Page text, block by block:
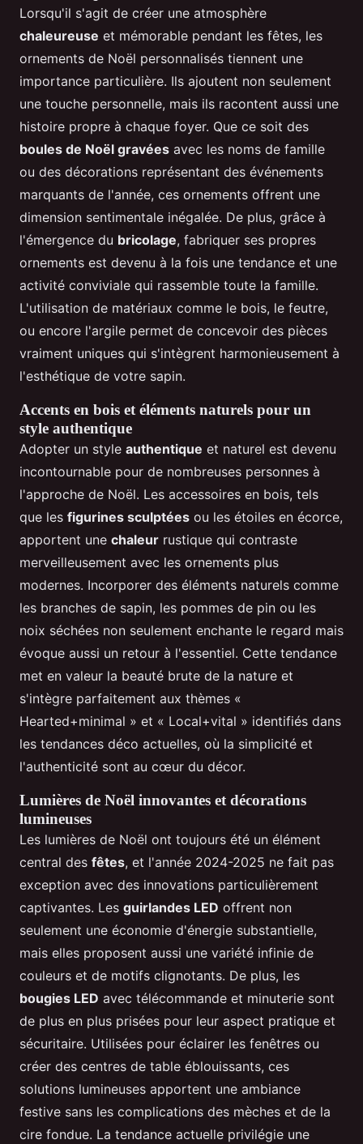
Lorsqu'il s'agit de créer une atmosphère
chaleureuse et mémorable pendant les fêtes, les
ornements de Noël personnalisés tiennent une
importance particulière. Ils ajoutent non seulement
une touche personnelle, mais ils racontent aussi une
histoire propre à chaque foyer. Que ce soit des
boules de Noël gravées avec les noms de famille
ou des décorations représentant des événements
marquants de l'année, ces ornements offrent une
dimension sentimentale inégalée. De plus, grâce à
l'émergence du bricolage, fabriquer ses propres
ornements est devenu à la fois une tendance et une
activité conviviale qui rassemble toute la famille.
L'utilisation de matériaux comme le bois, le feutre,
ou encore l'argile permet de concevoir des pièces
vraiment uniques qui s'intègrent harmonieusement à
l'esthétique de votre sapin.
Accents en bois et éléments naturels pour un
style authentique
Adopter un style authentique et naturel est devenu
incontournable pour de nombreuses personnes à
l'approche de Noël. Les accessoires en bois, tels
que les figurines sculptées ou les étoiles en écorce,
apportent une chaleur rustique qui contraste
merveilleusement avec les ornements plus
modernes. Incorporer des éléments naturels comme
les branches de sapin, les pommes de pin ou les
noix séchées non seulement enchante le regard mais
évoque aussi un retour à l'essentiel. Cette tendance
met en valeur la beauté brute de la nature et
s'intègre parfaitement aux thèmes «
Hearted+minimal » et « Local+vital » identifiés dans
les tendances déco actuelles, où la simplicité et
l'authenticité sont au cœur du décor.
Lumières de Noël innovantes et décorations
lumineuses
Les lumières de Noël ont toujours été un élément
central des fêtes, et l'année 2024-2025 ne fait pas
exception avec des innovations particulièrement
captivantes. Les guirlandes LED offrent non
seulement une économie d'énergie substantielle,
mais elles proposent aussi une variété infinie de
couleurs et de motifs clignotants. De plus, les
bougies LED avec télécommande et minuterie sont
de plus en plus prisées pour leur aspect pratique et
sécuritaire. Utilisées pour éclairer les fenêtres ou
créer des centres de table éblouissants, ces
solutions lumineuses apportent une ambiance
festive sans les complications des mèches et de la
cire fondue. La tendance actuelle privilégie une